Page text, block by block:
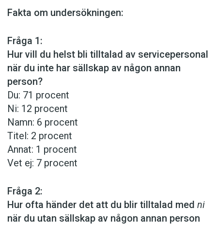
Fakta om undersökningen:
Fråga 1:
Hur vill du helst bli tilltalad av servicepersonal
när du inte har sällskap av någon annan
person?
Du: 71 procent
Ni: 12 procent
Namn: 6 procent
Titel: 2 procent
Annat: 1 procent
Vet ej: 7 procent
Fråga 2:
Hur ofta händer det att du blir tilltalad med ni
när du utan sällskap av någon annan person